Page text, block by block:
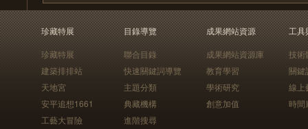
珍藏特展
珍藏特展
建築排排站
天地宮
安平追想1661
工藝大冒險
目錄導覽
聯合目錄
快速關鍵詞導覽
主題分類
典藏機構
進階搜尋
成果網站資源
成果網站資源庫
教育學習
學術研究
創意加值
工具
技術
關鍵
線上
時間